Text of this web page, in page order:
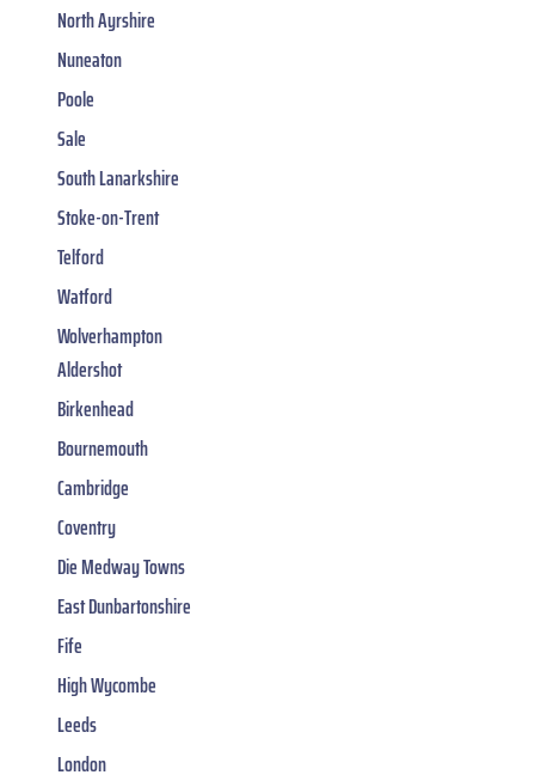
North Ayrshire
Nuneaton
Poole
Sale
South Lanarkshire
Stoke-on-Trent
Telford
Watford
Wolverhampton
Aldershot
Birkenhead
Bournemouth
Cambridge
Coventry
Die Medway Towns
East Dunbartonshire
Fife
High Wycombe
Leeds
London